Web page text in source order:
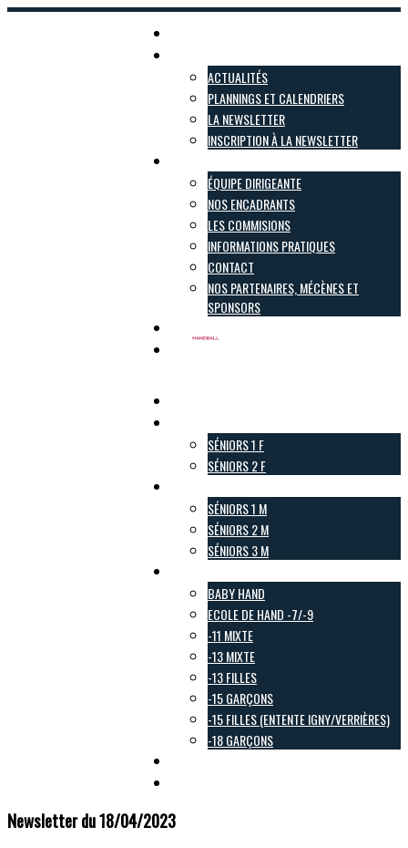
ACTUALITÉS
PLANNINGS ET CALENDRIERS
LA NEWSLETTER
INSCRIPTION À LA NEWSLETTER
ÉQUIPE DIRIGEANTE
NOS ENCADRANTS
LES COMMISIONS
INFORMATIONS PRATIQUES
CONTACT
NOS PARTENAIRES, MÉCÈNES ET
SPONSORS
SÉNIORS 1 F
SÉNIORS 2 F
SÉNIORS 1 M
SÉNIORS 2 M
SÉNIORS 3 M
BABY HAND
ECOLE DE HAND -7/-9
-11 MIXTE
-13 MIXTE
-13 FILLES
-15 GARÇONS
-15 FILLES (ENTENTE IGNY/VERRIÈRES)
-18 GARÇONS
Newsletter du 18/04/2023